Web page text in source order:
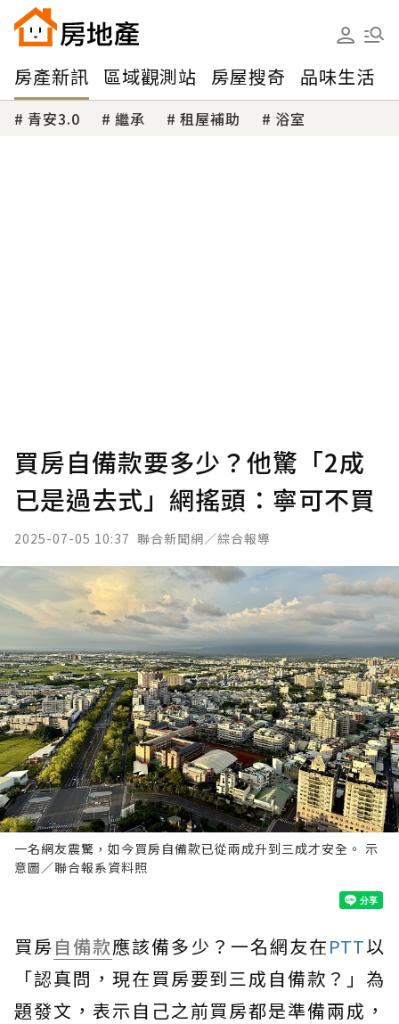
房產新訊 區域觀測站 房屋搜奇 品味生活
青安3.0 繼承 租屋補助 浴室
買房自備款要多少？他驚「2成
已是過去式」網搖頭：寧可不買
2025-07-05 10:37 聯合新聞網／綜合報導
一名網友震驚，如今買房自備款已從兩成升到三成才安全。 示
意圖／聯合報系資料照
買房自備款應該備多少？一名網友在PTT以
「認真問，現在買房要到三成自備款？」為
題發文，表示自己之前買房都是準備兩成，